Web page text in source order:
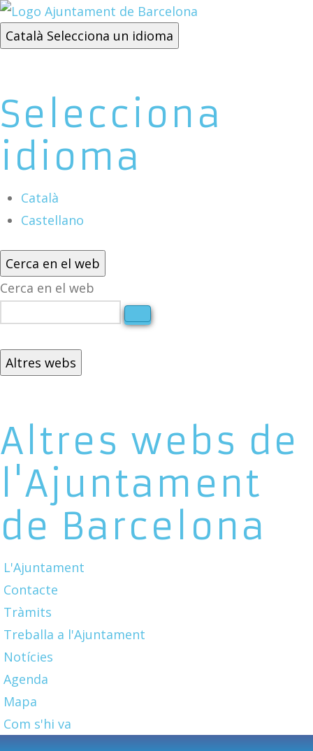
Català Selecciona un idioma
Selecciona
idioma
Català
Castellano
Cerca en el web
Cerca en el web
Altres webs
Altres webs de
l'Ajuntament
de Barcelona
L'Ajuntament
Contacte
Tràmits
Treballa a l'Ajuntament
Notícies
Agenda
Mapa
Com s'hi va